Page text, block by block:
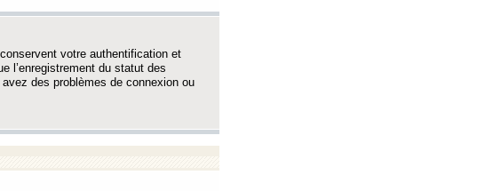
votre authentification et
l’enregistrement du statut des
des problèmes de connexion ou